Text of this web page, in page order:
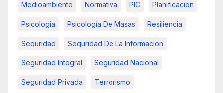
Medioambiente Normativa PIC Planificacion
Psicologia Psicología De Masas Resiliencia
Seguridad Seguridad De La Informacion
Seguridad Integral Seguridad Nacional
Seguridad Privada Terrorismo